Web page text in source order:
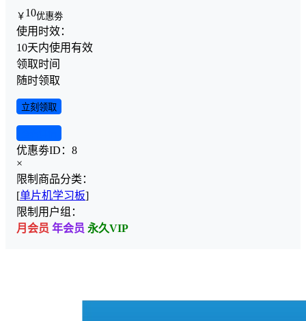
￥ 10优惠劵
使用时效：
10天内使用有效
领取时间
随时领取
立刻领取
优惠劵ID： 8
×
限制商品分类：
[单片机学习板]
限制用户组：
月会员 年会员 永久VIP